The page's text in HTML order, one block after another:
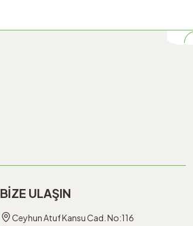
BİZE ULAŞIN
Ceyhun Atuf Kansu Cad. No:116